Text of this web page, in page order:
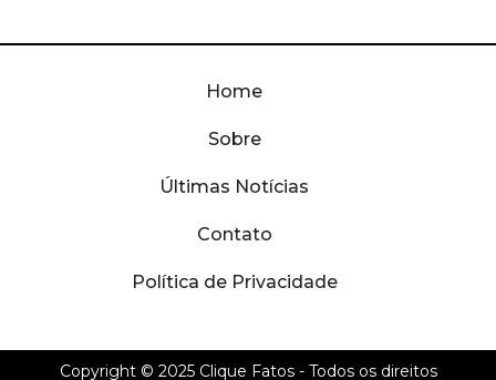
Home
Sobre
Últimas Notícias
Contato
Política de Privacidade
Copyright © 2025 Clique Fatos- Todos os direitos